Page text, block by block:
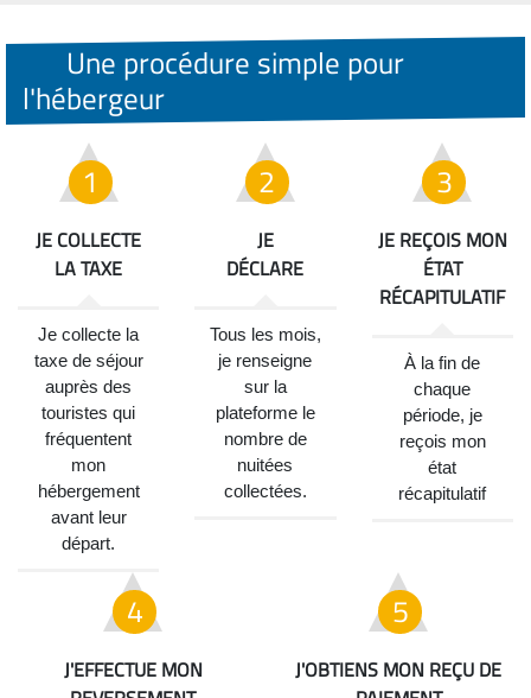
Une procédure simple pour
l'hébergeur
JE COLLECTE
LA TAXE
Je collecte la
taxe de séjour
auprès des
touristes qui
fréquentent
mon
hébergement
avant leur
départ.
JE
DÉCLARE
Tous les mois,
je renseigne
sur la
plateforme le
nombre de
nuitées
collectées.
JE REÇOIS MON
ÉTAT
RÉCAPITULATIF
À la fin de
chaque
période, je
reçois mon
état
récapitulatif
J'EFFECTUE MON
J'OBTIENS MON REÇU DE